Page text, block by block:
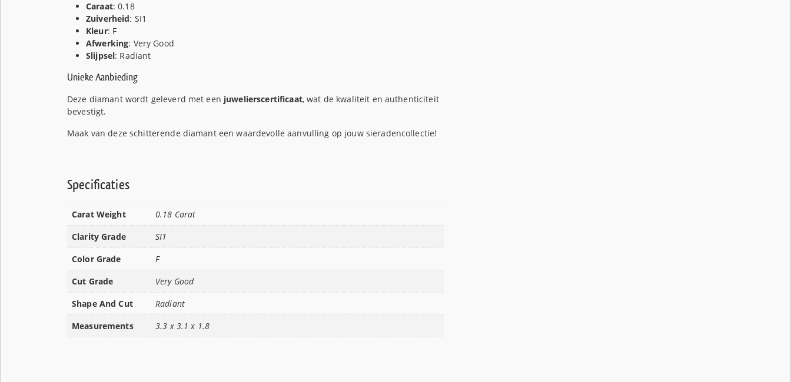
Caraat: 0.18
Zuiverheid: SI1
Kleur: F
Afwerking: Very Good
Slijpsel: Radiant
Unieke Aanbieding
Deze diamant wordt geleverd met een juwelierscertificaat, wat de kwaliteit en authenticiteit
bevestigt.
Maak van deze schitterende diamant een waardevolle aanvulling op jouw sieradencollectie!
Specificaties
Carat Weight
0.18 Carat
Clarity Grade
SI1
Color Grade
F
Cut Grade
Very Good
Shape And Cut
Radiant
Measurements
3.3 x 3.1 x 1.8